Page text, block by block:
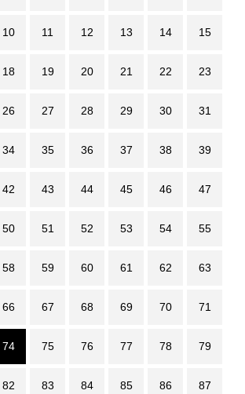
10 11 12 13 14 15
18 19 20 21 22 23
26 27 28 29 30 31
34 35 36 37 38 39
42 43 44 45 46 47
50 51 52 53 54 55
58 59 60 61 62 63
66 67 68 69 70 71
74 75 76 77 78 79
82 83 84 85 86 87